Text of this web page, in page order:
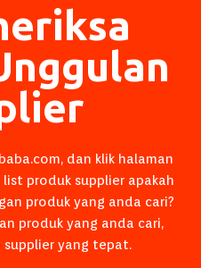
dan klik halaman
produk supplier apakah
produk yang anda cari?
produk yang anda cari,
yang tepat.